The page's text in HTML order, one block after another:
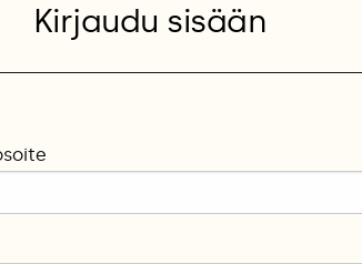
Kirjaudu sisään